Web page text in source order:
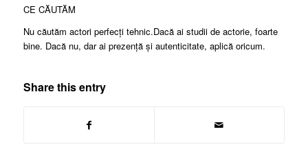
CE CĂUTĂM
Nu căutăm actori perfecți tehnic.Dacă ai studii de actorie, foarte
bine. Dacă nu, dar ai prezență și autenticitate, aplică oricum.
Share this entry